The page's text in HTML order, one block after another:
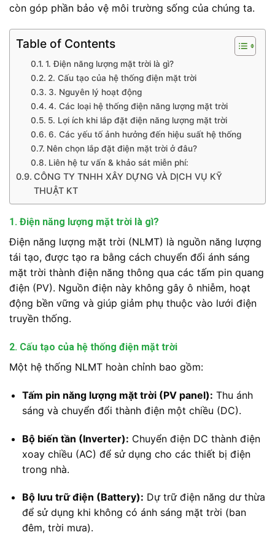
còn góp phần bảo vệ môi trường sống của chúng ta.
Table of Contents
1. Điện năng lượng mặt trời là gì?
2. Cấu tạo của hệ thống điện mặt trời
3. Nguyên lý hoạt động
4. Các loại hệ thống điện năng lượng mặt trời
5. Lợi ích khi lắp đặt điện năng lượng mặt trời
6. Các yếu tố ảnh hưởng đến hiệu suất hệ thống
Nên chọn lắp đặt điện mặt trời ở đâu?
Liên hệ tư vấn & khảo sát miễn phí:
CÔNG TY TNHH XÂY DỰNG VÀ DỊCH VỤ KỸ
THUẬT KT
1. Điện năng lượng mặt trời là gì?
Điện năng lượng mặt trời (NLMT) là nguồn năng lượng
tái tạo, được tạo ra bằng cách chuyển đổi ánh sáng
mặt trời thành điện năng thông qua các tấm pin quang
điện (PV). Nguồn điện này không gây ô nhiễm, hoạt
động bền vững và giúp giảm phụ thuộc vào lưới điện
truyền thống.
2. Cấu tạo của hệ thống điện mặt trời
Một hệ thống NLMT hoàn chỉnh bao gồm:
Tấm pin năng lượng mặt trời (PV panel): Thu ánh
sáng và chuyển đổi thành điện một chiều (DC).
Bộ biến tần (Inverter): Chuyển điện DC thành điện
xoay chiều (AC) để sử dụng cho các thiết bị điện
trong nhà.
Bộ lưu trữ điện (Battery): Dự trữ điện năng dư thừa
để sử dụng khi không có ánh sáng mặt trời (ban
đêm, trời mưa).